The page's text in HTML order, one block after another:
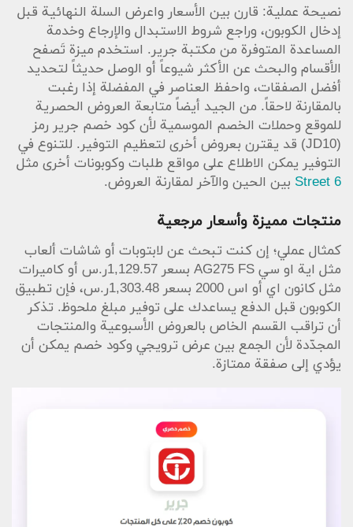
نصيحة عملية: قارن بين الأسعار واعرض السلة النهائية قبل
إدخال الكوبون، وراجع شروط الاستبدال والإرجاع وخدمة
المساعدة المتوفرة من مكتبة جرير. استخدم ميزة تَصفح
الأقسام والبحث عن الأكثر شيوعاً أو الوصل حديثاً لتحديد
أفضل الصفقات، واحفظ العناصر في المفضلة إذا رغبت
بالمقارنة لاحقاً. من الجيد أيضاً متابعة العروض الحصرية
للموقع وحملات الخصم الموسمية لأن كود خصم جرير رمز
(JD10) قد يقترن بعروض أخرى لتعظيم التوفير. للتنوع في
التوفير يمكن الاطلاع على مواقع طلبات وكوبونات أخرى مثل
6 Street
بين الحين والآخر لمقارنة العروض.
منتجات مميزة وأسعار مرجعية
كمثال عملي؛ إن كنت تبحث عن لابتوبات أو شاشات ألعاب
مثل اية او سي AG275 FS بسعر 1,129.57ر.س أو كاميرات
مثل كانون اي أو اس 2000 بسعر 1,303.48ر.س، فإن تطبيق
الكوبون قبل الدفع يساعدك على توفير مبلغ ملحوظ. تذكر
أن تراقب القسم الخاص بالعروض الأسبوعية والمنتجات
المجدّدة لأن الجمع بين عرض ترويجي وكود خصم يمكن أن
يؤدي إلى صفقة ممتازة.